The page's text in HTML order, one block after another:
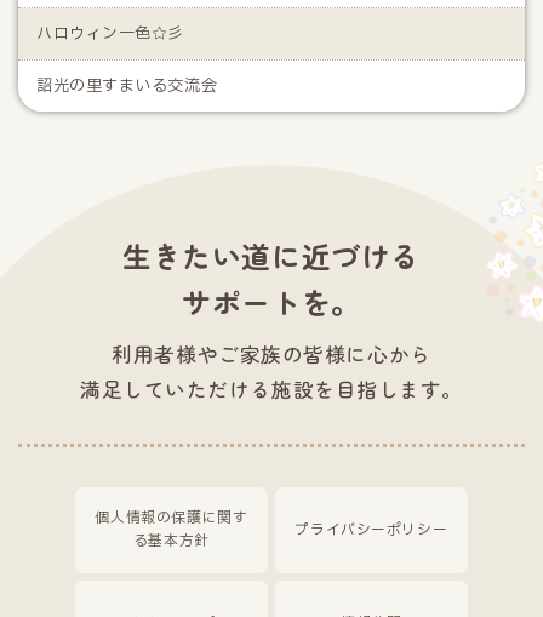
ハロウィン一色☆彡
詔光の里すまいる交流会
生きたい道に近づける
サポートを。
利用者様やご家族の皆様に心から
満足していただける施設を目指します。
個人情報の保護に関す
る基本方針
プライバシーポリシー